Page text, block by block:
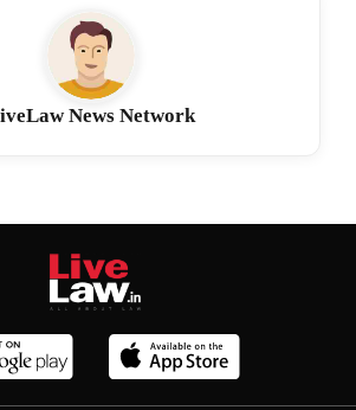
News Network